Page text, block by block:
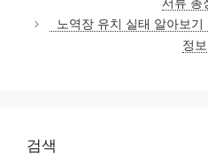
리
서류 총
노역장 유치 실태 알아보
정보
검색